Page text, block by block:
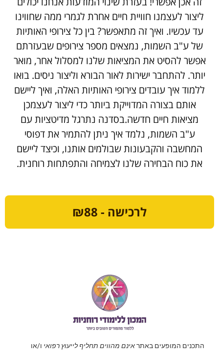
ליצור לעצמנו חוויית חיים אחרת לגמרי ממה שחווינו
עד עכשיו. ואיך זה מתאפשר? בין כל צירופי האותיות
של ע"ב השמות, נמצאים מספר צירופים שבעזרתם
אפשר להסיט את המציאות שלנו למסלול אחר, מואר
יותר. להתחבר ישירות לאור הבורא וליצור ניסים. בואו
ללמוד איך עובדים צירופי האותיות האלה, ואיך ליישם
אותם בצורה המדוייקת ביותר כדי ליצור לעצמכן
מציאות חיים חדשה.בסדנה נתרגל מדיטציות עם
ע"ב השמות, נלמד איך ניתן להתמיר את דפוסי
המחשבה והקבעונות שבולמים אותנו, וכיצד ליישם
את כוח הבחירה שלנו לצמיחה והתפתחות רוחנית.
לרכישה - ₪88
התכנים המופעים באתראינם מהווים תחליף לייעוץ רפואי ו/או